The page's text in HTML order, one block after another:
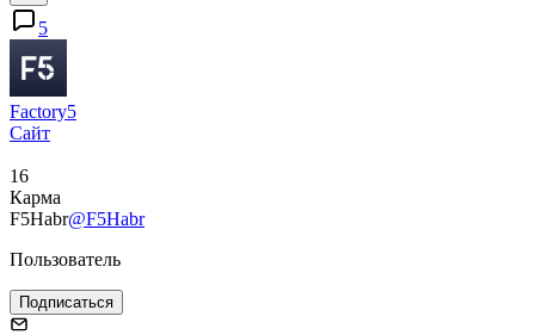
5
Factory5
Сайт
16
Карма
F5Habr@F5Habr
Пользователь
Подписаться